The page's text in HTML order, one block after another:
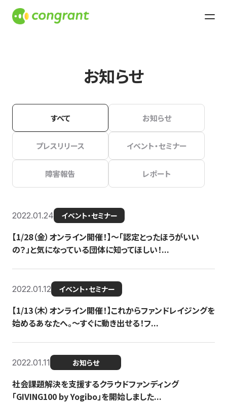
お知らせ
すべて お知らせ
プレスリリース イベント・セミナー
障害報告 レポート
2022.01.24 イベント・セミナー
【1/28（金）オンライン開催！】〜「認定とったほうがいい
の？」と気になっている団体に知ってほしい！...
2022.01.12 イベント・セミナー
【1/13（木）オンライン開催！】これからファンドレイジングを
始めるあなたへ。〜すぐに動き出せる！フ...
2022.01.11 お知らせ
社会課題解決を支援するクラウドファンディング
「GIVING100 by Yogibo」を開始しました...